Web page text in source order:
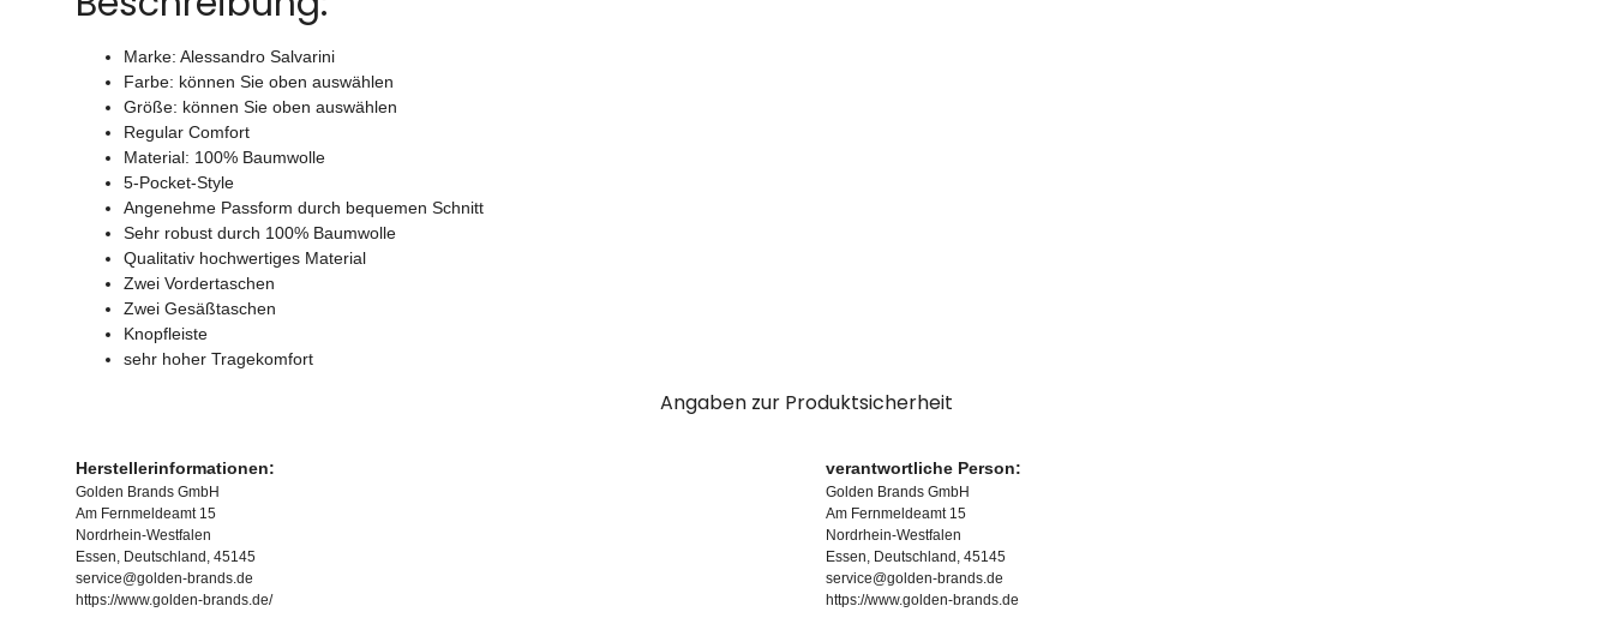
Marke: Alessandro Salvarini
Farbe: können Sie oben auswählen
Größe: können Sie oben auswählen
Regular Comfort
Material: 100% Baumwolle
5-Pocket-Style
Angenehme Passform durch bequemen Schnitt
Sehr robust durch 100% Baumwolle
Qualitativ hochwertiges Material
Zwei Vordertaschen
Zwei Gesäßtaschen
Knopfleiste
sehr hoher Tragekomfort
Angaben zur Produktsicherheit
Herstellerinformationen:
Golden Brands GmbH
Am Fernmeldeamt 15
Nordrhein-Westfalen
Essen, Deutschland, 45145
service@golden-brands.de
https://www.golden-brands.de/
verantwortliche Person:
Golden Brands GmbH
Am Fernmeldeamt 15
Nordrhein-Westfalen
Essen, Deutschland, 45145
service@golden-brands.de
https://www.golden-brands.de